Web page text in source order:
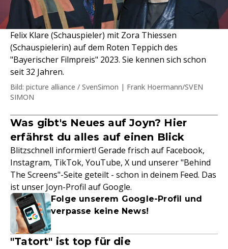
Felix Klare (Schauspieler) mit Zora Thiessen
(Schauspielerin) auf dem Roten Teppich des
"Bayerischer Filmpreis" 2023. Sie kennen sich schon
seit 32 Jahren.
Bild: picture alliance / SvenSimon | Frank Hoermann/SVEN
SIMON
Was gibt's Neues auf Joyn? Hier
erfährst du alles auf einen Blick
Blitzschnell informiert! Gerade frisch auf Facebook,
Instagram, TikTok, YouTube, X und unserer "Behind
The Screens"-Seite geteilt - schon in deinem Feed. Das
ist unser Joyn-Profil auf Google.
Folge unserem Google-Profil und
verpasse keine News!
"Tatort" ist top für die